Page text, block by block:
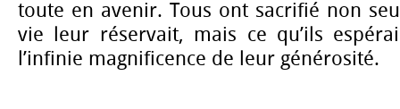
toute en avenir. Tous ont sacrifié non
vie leur réservait, mais ce qu’ils
l’infinie magnificence de leur générosité.